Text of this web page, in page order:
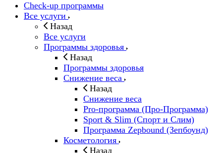
Check-up программы
Все услуги
Назад
Все услуги
Программы здоровья
Назад
Программы здоровья
Снижение веса
Назад
Снижение веса
Pro-программа (Про-Программа)
Sport & Slim (Спорт и Слим)
Программа Zepbound (Зепбоунд)
Косметология
Назад